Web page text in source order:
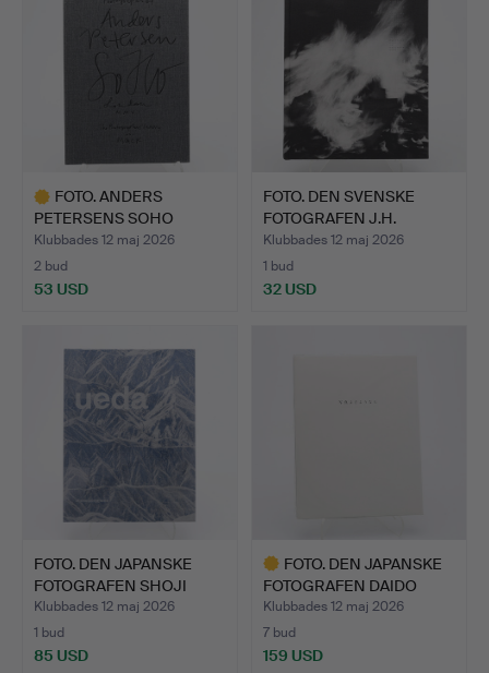
FOTO. ANDERS
PETERSENS SOHO
LONDON MMXII I…
Klubbades 12 maj 2026
2 bud
53 USD
FOTO. DEN SVENSKE
FOTOGRAFEN J.H.
ENGSTRÖM…
Klubbades 12 maj 2026
1 bud
32 USD
FOTO. DEN JAPANSKE
FOTOGRAFEN SHOJI
UEDAS …
Klubbades 12 maj 2026
1 bud
85 USD
FOTO. DEN JAPANSKE
FOTOGRAFEN DAIDO
MORIYA…
Klubbades 12 maj 2026
7 bud
159 USD